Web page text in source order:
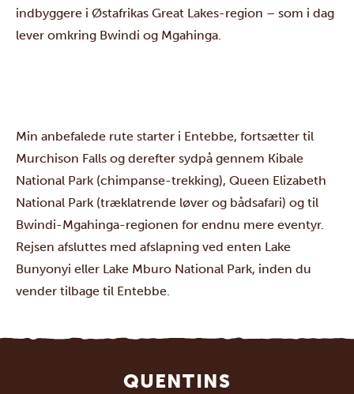
indbyggere i Østafrikas Great Lakes-region – som i dag
lever omkring Bwindi og Mgahinga.
Min anbefalede rute starter i Entebbe, fortsætter til
Murchison Falls og derefter sydpå gennem Kibale
National Park (chimpanse-trekking), Queen Elizabeth
National Park (træklatrende løver og bådsafari) og til
Bwindi-Mgahinga-regionen for endnu mere eventyr.
Rejsen afsluttes med afslapning ved enten Lake
Bunyonyi eller Lake Mburo National Park, inden du
vender tilbage til Entebbe.
QUENTINS